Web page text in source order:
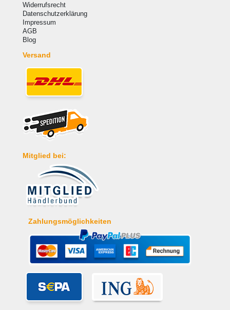
Widerrufsrecht
Datenschutzerklärung
Impressum
AGB
Blog
Versand
Mitglied bei:
Zahlungsmöglichkeiten